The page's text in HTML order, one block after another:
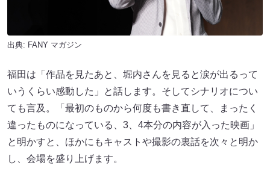
出典: FANY マガジン
福田は「作品を見たあと、堀内さんを見ると涙が出るって
いうくらい感動した」と話します。そしてシナリオについ
ても言及。「最初のものから何度も書き直して、まったく
違ったものになっている、3、4本分の内容が入った映画」
と明かすと、ほかにもキャストや撮影の裏話を次々と明か
し、会場を盛り上げます。